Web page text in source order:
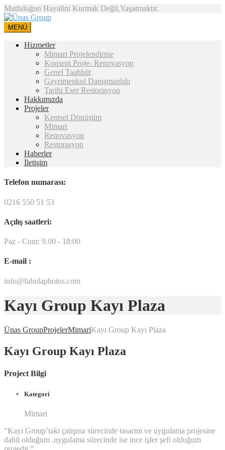
Mutluluğun Hayalini Kurmak Değil,Yaşatmaktır.
MENÜ
Hizmetler
Mimari Projelendirme
Konsept Proje- Renovasyon
Genel Taahhüt
Gayrimenkul Danışmanlığı
Tarihi Eser Restorasyon
Hakkımızda
Projeler
Kentsel Dönüşüm
Mimari
Renovasyon
Restorasyon
Haberler
İletişim
Telefon numarası:
0216 550 51 53
Açılış saatleri:
Paz - Cum: 9.00 - 18:00
E-mail :
info@fabulaphotos.com
Kayı Group Kayı Plaza
Ünas GroupProjelerMimariKayı Group Kayı Plaza
Kayı Group Kayı Plaza
Project Bilgi
Kategori
Mimari
“Kayı Group’taki çalışma sürecinde tasarım ve uygulama projesine
dahil olduğum ,uygulama sürecinde ise ince işler şefi olduğum